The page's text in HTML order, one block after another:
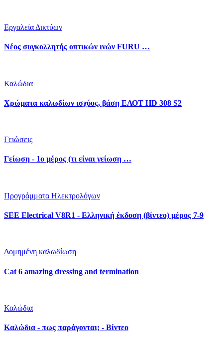
Εργαλεία Δικτύων
Νέος συγκολλητής οπτικών ινών FURU …
Καλώδια
Χρώματα καλωδίων ισχύος, βάση ΕΛΟΤ HD 308 S2
Γειώσεις
Γείωση - 1ο μέρος (τι είναι γείωση …
Προγράμματα Ηλεκτρολόγων
SEE Electrical V8R1 - Ελληνική έκδοση (βίντεο) μέρος 7-9
Δομημένη καλωδίωση
Cat 6 amazing dressing and termination
Καλώδια
Καλώδια - πως παράγονται; - Βίντεο